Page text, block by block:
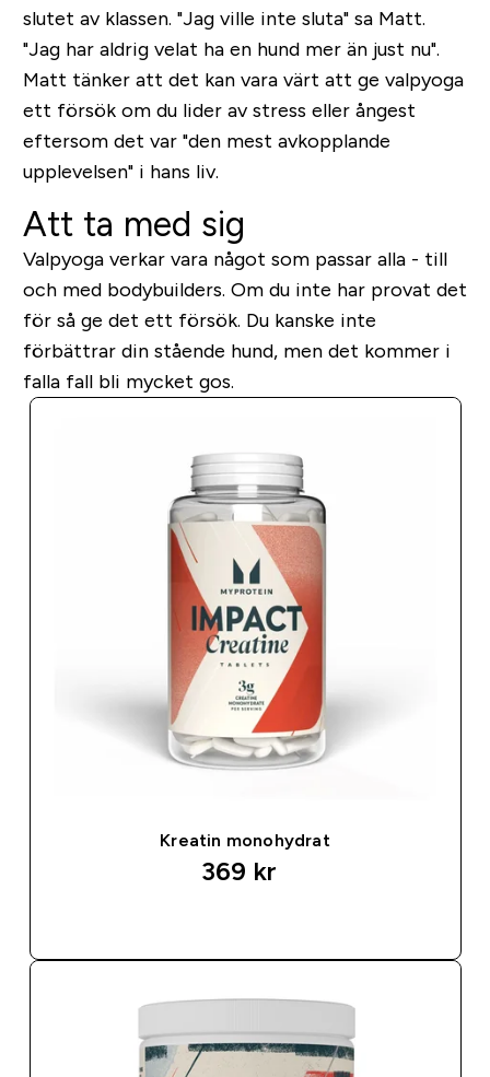
slutet av klassen. "Jag ville inte sluta" sa Matt.
"Jag har aldrig velat ha en hund mer än just nu".
Matt tänker att det kan vara värt att ge valpyoga
ett försök om du lider av stress eller ångest
eftersom det var "den mest avkopplande
upplevelsen" i hans liv.
Att ta med sig
Valpyoga verkar vara något som passar alla - till
och med bodybuilders. Om du inte har provat det
för så ge det ett försök. Du kanske inte
förbättrar din stående hund, men det kommer i
falla fall bli mycket gos.
Kreatin monohydrat
369 kr‎